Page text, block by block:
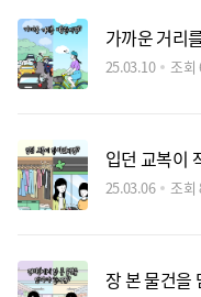
가까운 거리
25.03.10 조회
입던 교복이
25.03.06 조회
장 본 물건을